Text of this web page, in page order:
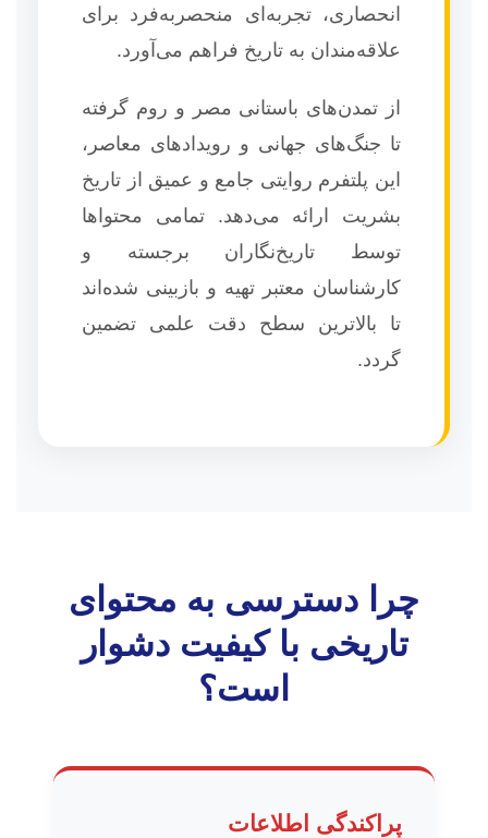
انحصاری، تجربه‌ای منحصربه‌فرد برای
علاقه‌مندان به تاریخ فراهم می‌آورد.
از تمدن‌های باستانی مصر و روم گرفته
تا جنگ‌های جهانی و رویدادهای معاصر،
این پلتفرم روایتی جامع و عمیق از تاریخ
بشریت ارائه می‌دهد. تمامی محتواها
توسط تاریخ‌نگاران برجسته و
کارشناسان معتبر تهیه و بازبینی شده‌اند
تا بالاترین سطح دقت علمی تضمین
گردد.
چرا دسترسی به محتوای
تاریخی با کیفیت دشوار
است؟
پراکندگی اطلاعات